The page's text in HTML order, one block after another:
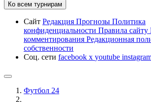
Ко всем турнирам
Сайт Редакция Прогнозы Политика
конфиденциальности Правила сайту
комментирования Редакционная
собственности
Соц. сети facebook x youtube
Футбол 24